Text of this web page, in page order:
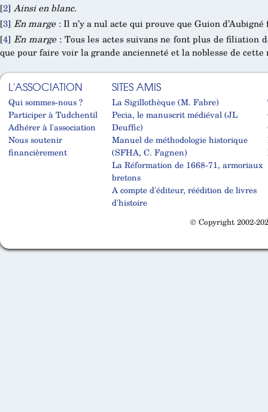
[2] Ainsi en blanc.
[3] En marge: Il n’y a nul acte qui prouve que Guion
[4]En marge: Tous les actes suivans ne font plus de filiation
que pour faire voir la grande ancienneté et la noblesse de cette
L'ASSOCIATION
Qui sommes-nous ?
Participer à Tudchentil
Adhérer à l'association
Nous soutenir
financièrement
SITES AMIS
La Sigillothèque (M. Fabre)
Pecia, le manuscrit médiéval (JL
Deuffic)
Manuel de méthodologie historique
(SFHA, C. Fagnen)
La Réformation de 1668-71, armoriaux
bretons
A compte d'éditeur, réédition de livres
d'histoire
© Copyright 2002-